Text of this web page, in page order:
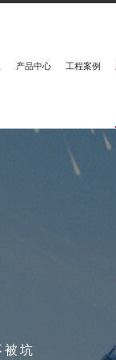
产品中心 工程案例
坑